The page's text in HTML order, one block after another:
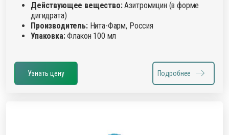
Действующее вещество:Азитромицин (в форме
дигидрата)
Производитель:Нита-Фарм, Россия
Упаковка:Флакон 100 мл
Узнать цену Подробнее